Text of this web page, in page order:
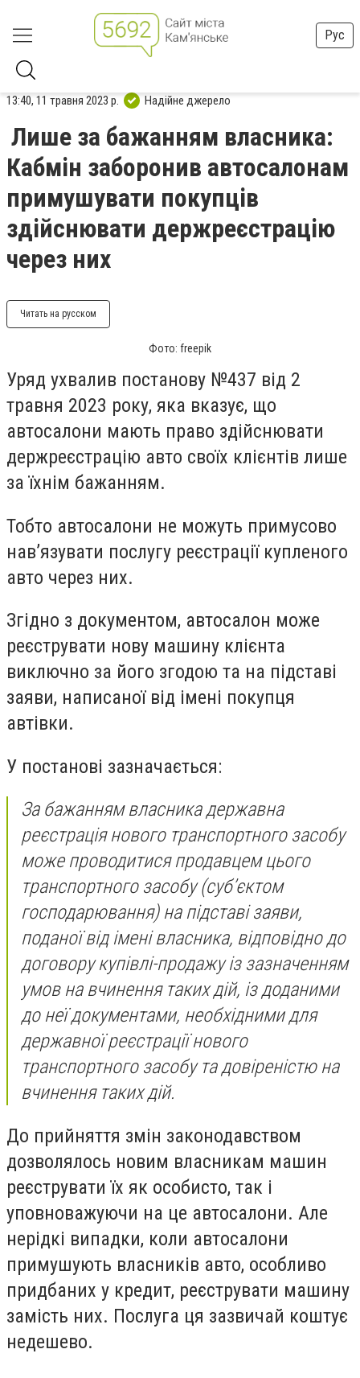
Рус
13:40, 11 травня 2023 р. Надійне джерело
Лише за бажанням власника:
Кабмін заборонив автосалонам
примушувати покупців
здійснювати держреєстрацію
через них
Читать на русском
Фото: freepik
Уряд ухвалив постанову №437 від 2
травня 2023 року, яка вказує, що
автосалони мають право здійснювати
держреєстрацію авто своїх клієнтів лише
за їхнім бажанням.
Тобто автосалони не можуть примусово
нав’язувати послугу реєстрації купленого
авто через них.
Згідно з документом, автосалон може
реєструвати нову машину клієнта
виключно за його згодою та на підставі
заяви, написаної від імені покупця
автівки.
У постанові зазначається:
За бажанням власника державна
реєстрація нового транспортного засобу
може проводитися продавцем цього
транспортного засобу (суб’єктом
господарювання) на підставі заяви,
поданої від імені власника, відповідно до
договору купівлі-продажу із зазначенням
умов на вчинення таких дій, із доданими
до неї документами, необхідними для
державної реєстрації нового
транспортного засобу та довіреністю на
вчинення таких дій.
До прийняття змін законодавством
дозволялось новим власникам машин
реєструвати їх як особисто, так і
уповноважуючи на це автосалони. Але
нерідкі випадки, коли автосалони
примушують власників авто, особливо
придбаних у кредит, реєструвати машину
замість них. Послуга ця зазвичай коштує
недешево.